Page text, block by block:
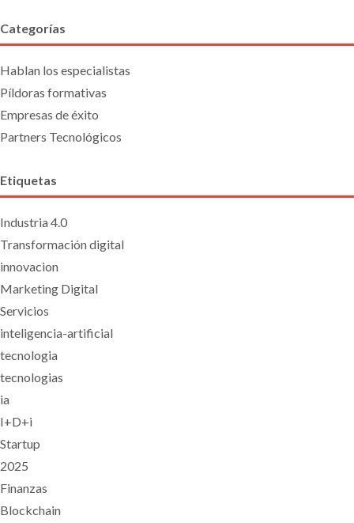
Categorías
Hablan los especialistas
Píldoras formativas
Empresas de éxito
Partners Tecnológicos
Etiquetas
Industria 4.0
Transformación digital
innovacion
Marketing Digital
Servicios
inteligencia-artificial
tecnologia
tecnologias
ia
I+D+i
Startup
2025
Finanzas
Blockchain